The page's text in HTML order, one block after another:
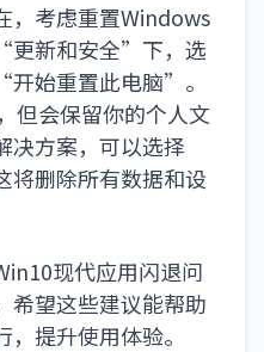
，考虑重置Windows
新和安全”下，选
始重置此电脑”。
但会保留你的个人文
决方案，可以选择
删除所有数据和设
现代应用闪退问
希望这些建议能帮助
提升使用体验。